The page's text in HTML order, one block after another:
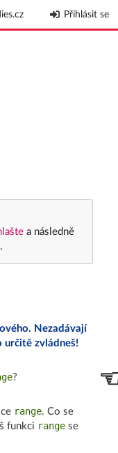
Přihlásit se
a následně
.
Nezadávají
zvládneš!
?
range. Co se
funkci range se